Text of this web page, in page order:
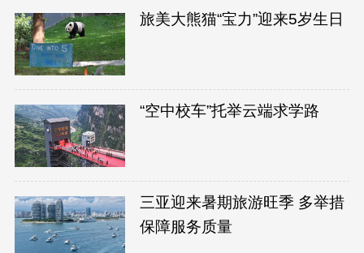
旅美大熊猫“宝力”迎来5岁生日
“空中校车”托举云端求学路
三亚迎来暑期旅游旺季 多举措
保障服务质量